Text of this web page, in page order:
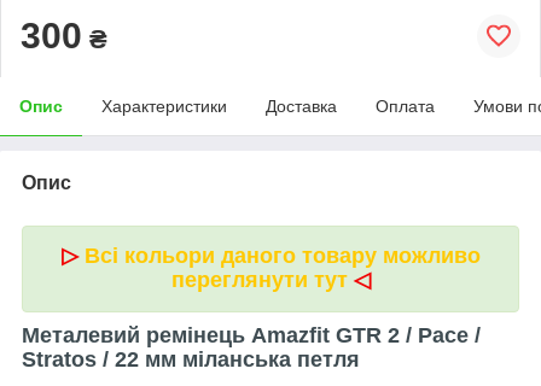
300 ₴
Опис Характеристики Доставка Оплата Умови
Опис
▷ Всі кольори даного товару можливо
переглянути тут◁
Металевий ремінець Amazfit GTR 2 / Pace /
Stratos / 22 мм міланська петля